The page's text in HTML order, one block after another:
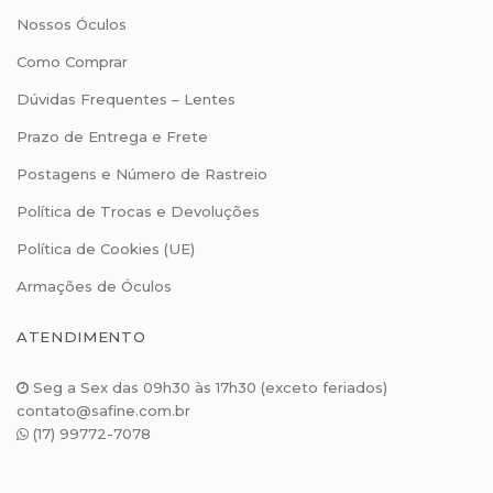
Nossos Óculos
Como Comprar
Dúvidas Frequentes – Lentes
Prazo de Entrega e Frete
Postagens e Número de Rastreio
Política de Trocas e Devoluções
Política de Cookies (UE)
Armações de Óculos
ATENDIMENTO
Seg a Sex das 09h30 às 17h30 (exceto feriados)
contato@safine.com.br
(17) 99772-7078